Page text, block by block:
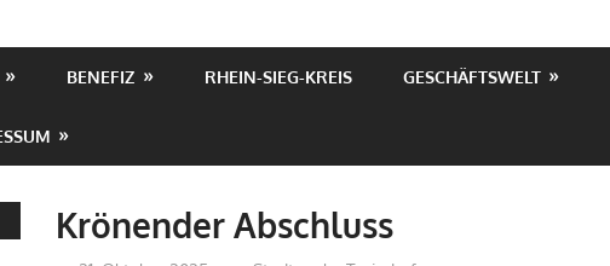
BENEFIZ RHEIN-SIEG-KREIS GESCHÄFTSWELT
Krönender Abschluss